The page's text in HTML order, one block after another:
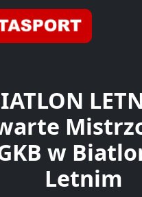
w
Letnim